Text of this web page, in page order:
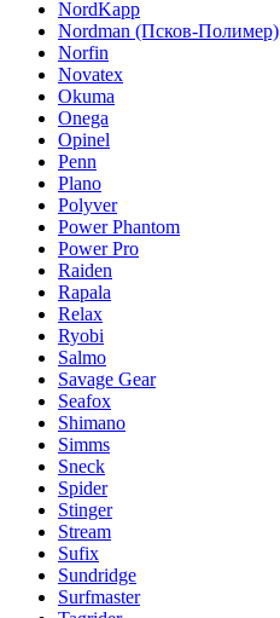
NordKapp
Nordman (Псков-Полимер)
Norfin
Novatex
Okuma
Onega
Opinel
Penn
Plano
Polyver
Power Phantom
Power Pro
Raiden
Rapala
Relax
Ryobi
Salmo
Savage Gear
Seafox
Shimano
Simms
Sneck
Spider
Stinger
Stream
Sufix
Sundridge
Surfmaster